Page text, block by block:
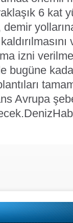
6 kat
izni
bugüne
Avrupa